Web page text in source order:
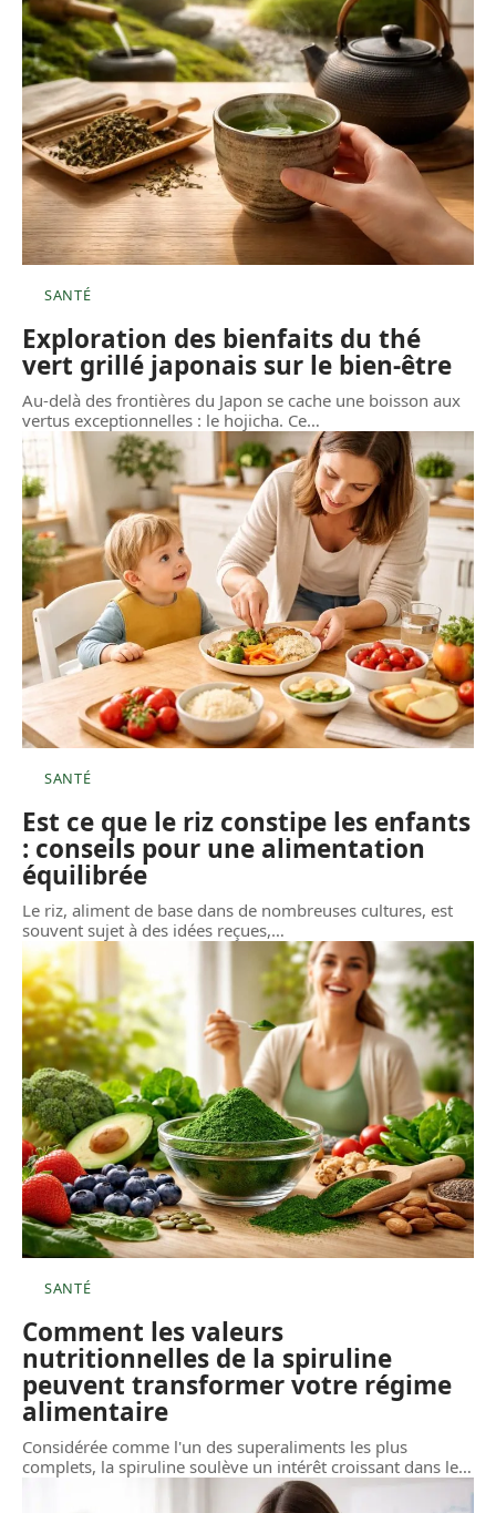
SANTÉ
Exploration des bienfaits du thé
vert grillé japonais sur le bien-être
Au-delà des frontières du Japon se cache une boisson aux
vertus exceptionnelles : le hojicha. Ce…
SANTÉ
Est ce que le riz constipe les enfants
: conseils pour une alimentation
équilibrée
Le riz, aliment de base dans de nombreuses cultures, est
souvent sujet à des idées reçues,…
SANTÉ
Comment les valeurs
nutritionnelles de la spiruline
peuvent transformer votre régime
alimentaire
Considérée comme l'un des superaliments les plus
complets, la spiruline soulève un intérêt croissant dans le…